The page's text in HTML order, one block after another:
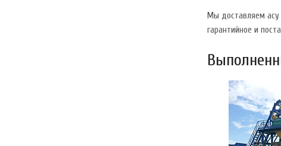
Мы доставляем асу
гарантийное и